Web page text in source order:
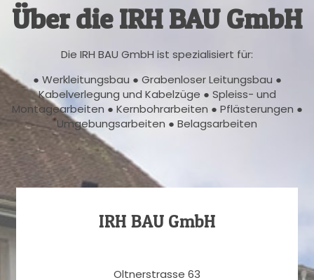
Über die IRH BAU GmbH
Die IRH BAU GmbH ist spezialisiert für:
● Werkleitungsbau ● Grabenloser Leitungsbau ●
Kabelverlegung und Kabelzüge ● Spleiss- und
Montagearbeiten ● Kernbohrarbeiten ● Pflästerungen ●
Umgebungsarbeiten ● Belagsarbeiten
IRH BAU GmbH
Oltnerstrasse 63